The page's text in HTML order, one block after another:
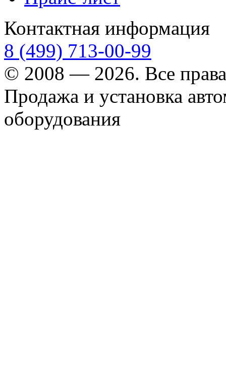
Контактная информация
8 (499) 713-00-99
© 2008 — 2026. Все
Продажа и установка
оборудования